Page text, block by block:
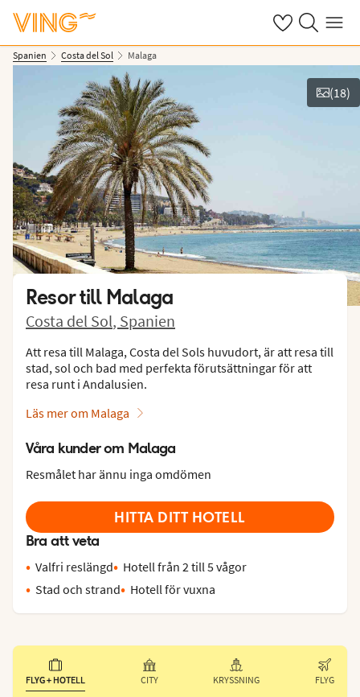
Se dinaSök på ving.se
Meny
Spanien Costa del Sol Malaga
Se bilder
(18)
Resor till Malaga
Costa del Sol, Spanien
Att resa till Malaga, Costa del Sols huvudort, är att resa till
stad, sol och bad med perfekta förutsättningar för att
resa runt i Andalusien.
Läs mer om Malaga
Våra kunder om Malaga
Resmålet har ännu inga omdömen
HITTA DITT HOTELL
Bra att veta
Valfri reslängd
Hotell från 2 till 5 vågor
Stad och strand
Hotell för vuxna
FLYG + HOTELL CITY KRYSSNING FLYG